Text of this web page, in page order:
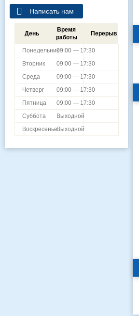
Написать нам
День
Время
работы
Перерыв
Понедельник09:00 — 17:30
Вторник
09:00 — 17:30
Среда
09:00 — 17:30
Четверг
09:00 — 17:30
Пятница
09:00 — 17:30
Суббота
Выходной
ВоскресеньеВыходной